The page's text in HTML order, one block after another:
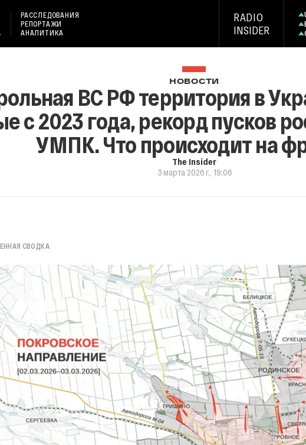
РАССЛЕДОВАНИЯ
РЕПОРТАЖИ
АНАЛИТИКА
RADIO
INSIDER
НОВОСТИ
ВС РФ территория в
с 2023 года, рекорд пусков
УМПК. Что происходит на
The Insider
3 марта 2026 г., 19:06
СВОДКА